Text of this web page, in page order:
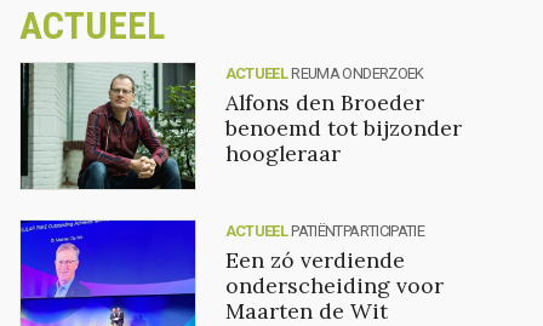
ACTUEEL
ACTUEEL REUMA ONDERZOEK
Alfons den Broeder
benoemd tot bijzonder
hoogleraar
ACTUEEL PATIËNTPARTICIPATIE
Een zó verdiende
onderscheiding voor
Maarten de Wit